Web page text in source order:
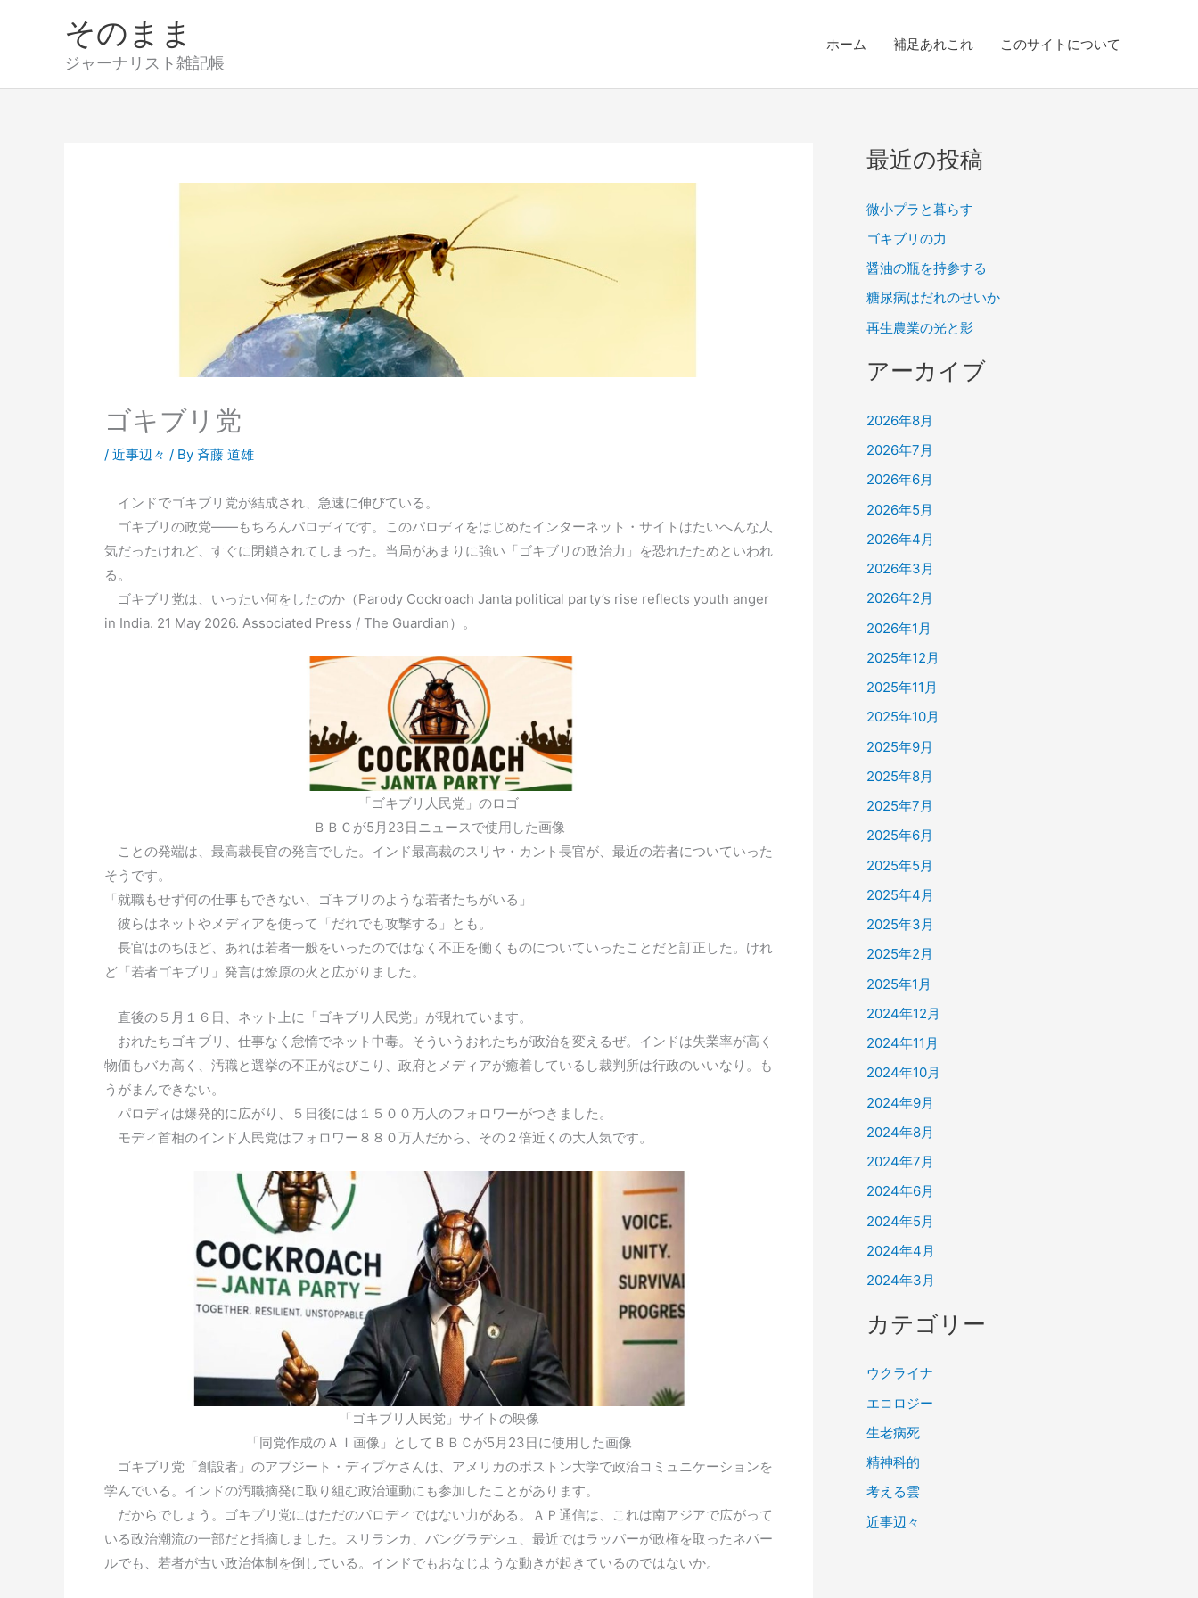
そのまま
ジャーナリスト雑記帳
ホーム 補足あれこれ このサイトについて
ゴキブリ党
/ 近事辺々 / By 斉藤 道雄
インドでゴキブリ党が結成され、急速に伸びている。
ゴキブリの政党――もちろんパロディです。このパロディをはじめたインターネット・サイトはたいへんな人
気だったけれど、すぐに閉鎖されてしまった。当局があまりに強い「ゴキブリの政治力」を恐れたためといわれ
る。
ゴキブリ党は、いったい何をしたのか（Parody Cockroach Janta political party’s rise reflects youth anger
in India. 21 May 2026. Associated Press / The Guardian）。
「ゴキブリ人民党」のロゴ
ＢＢＣが5月23日ニュースで使用した画像
ことの発端は、最高裁長官の発言でした。インド最高裁のスリヤ・カント長官が、最近の若者についていった
そうです。
「就職もせず何の仕事もできない、ゴキブリのような若者たちがいる」
彼らはネットやメディアを使って「だれでも攻撃する」とも。
長官はのちほど、あれは若者一般をいったのではなく不正を働くものについていったことだと訂正した。けれ
ど「若者ゴキブリ」発言は燎原の火と広がりました。
直後の５月１６日、ネット上に「ゴキブリ人民党」が現れています。
おれたちゴキブリ、仕事なく怠惰でネット中毒。そういうおれたちが政治を変えるぜ。インドは失業率が高く
物価もバカ高く、汚職と選挙の不正がはびこり、政府とメディアが癒着しているし裁判所は行政のいいなり。も
うがまんできない。
パロディは爆発的に広がり、５日後には１５００万人のフォロワーがつきました。
モディ首相のインド人民党はフォロワー８８０万人だから、その２倍近くの大人気です。
「ゴキブリ人民党」サイトの映像
「同党作成のＡＩ画像」としてＢＢＣが5月23日に使用した画像
ゴキブリ党「創設者」のアブジート・ディプケさんは、アメリカのボストン大学で政治コミュニケーションを
学んでいる。インドの汚職摘発に取り組む政治運動にも参加したことがあります。
だからでしょう。ゴキブリ党にはただのパロディではない力がある。ＡＰ通信は、これは南アジアで広がって
いる政治潮流の一部だと指摘しました。スリランカ、バングラデシュ、最近ではラッパーが政権を取ったネパー
ルでも、若者が古い政治体制を倒している。インドでもおなじような動きが起きているのではないか。
最近の投稿
微小プラと暮らす
ゴキブリの力
醤油の瓶を持参する
糖尿病はだれのせいか
再生農業の光と影
アーカイブ
2026年8月
2026年7月
2026年6月
2026年5月
2026年4月
2026年3月
2026年2月
2026年1月
2025年12月
2025年11月
2025年10月
2025年9月
2025年8月
2025年7月
2025年6月
2025年5月
2025年4月
2025年3月
2025年2月
2025年1月
2024年12月
2024年11月
2024年10月
2024年9月
2024年8月
2024年7月
2024年6月
2024年5月
2024年4月
2024年3月
カテゴリー
ウクライナ
エコロジー
生老病死
精神科的
考える雲
近事辺々